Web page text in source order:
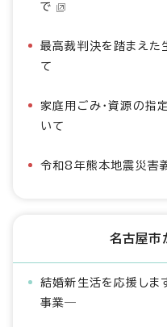
で
最高裁判決を踏まえた
て
家庭用ごみ・資源の指
いて
令和8年熊本地震災害
名古屋市
結婚新生活を応援し
事業―